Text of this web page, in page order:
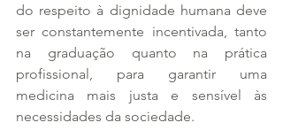
do respeito à dignidade humana deve
ser constantemente incentivada, tanto
na graduação quanto na prática
profissional, para garantir uma
medicina mais justa e sensível às
necessidades da sociedade.